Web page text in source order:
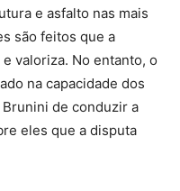
e asfalto nas mais
são feitos que a
valoriza. No entanto, o
na capacidade dos
de conduzir a
eles que a disputa